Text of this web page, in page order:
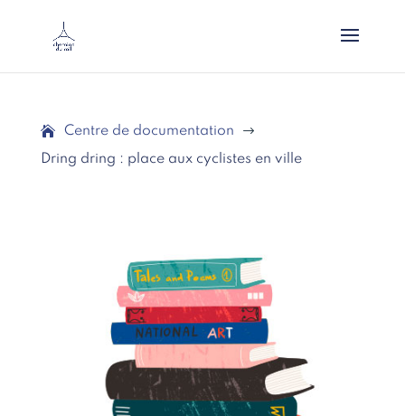
Centre de documentation
$
Dring dring : place aux cyclistes en ville